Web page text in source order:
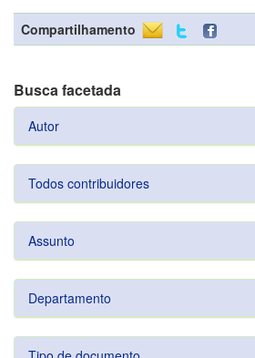
Compartilhamento
Busca facetada
Autor
Todos contribuidores
Assunto
Departamento